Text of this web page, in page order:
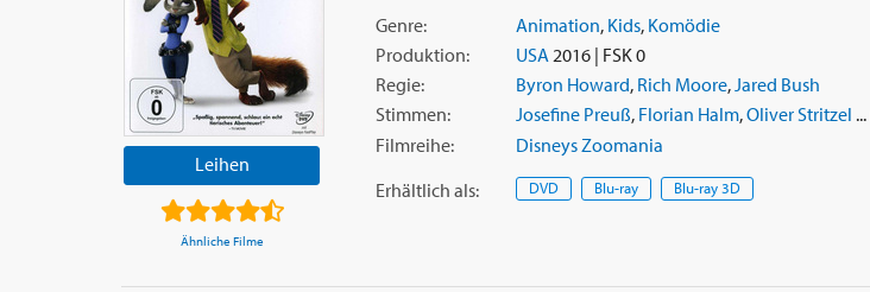
Leihen
Ähnliche Filme
Genre:
Animation, Kids, Komödie
Produktion:
USA2016 | FSK 0
Regie:
Byron Howard, Rich Moore,Jared Bush
Stimmen:
Josefine Preuß, Florian Halm,Oliver Stritzel ...
Filmreihe:
Disneys Zoomania
Erhältlich als: DVD Blu-ray Blu-ray 3D